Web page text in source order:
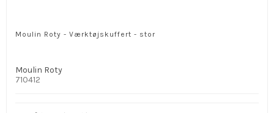
Moulin Roty - Værktøjskuffert - stor
Moulin Roty
710412